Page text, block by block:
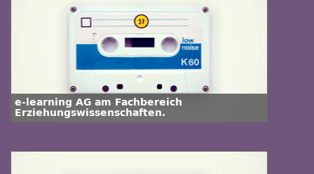
e-learning AG am Fachbereich
Erziehungswissenschaften.